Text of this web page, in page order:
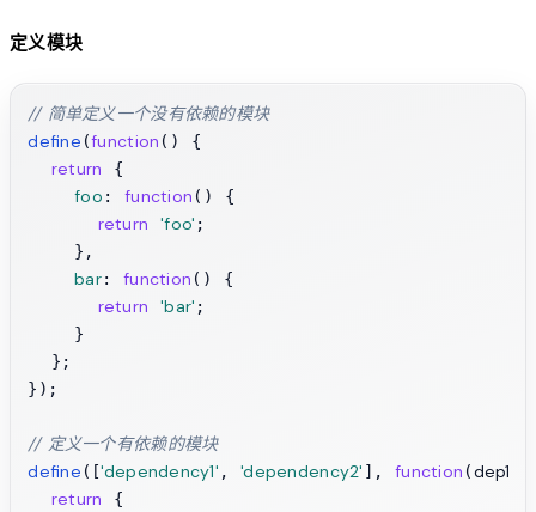
定义模块
// 简单定义一个没有依赖的模块
define (function ( ) {
return {
foo : function ( ) {
return 'foo' ;
    },
bar: function ( ) {
return 'bar' ;
    }
  };
});
// 定义一个有依赖的模块
define (['dependency1' , 'dependency2' ], function (dep1,
return {